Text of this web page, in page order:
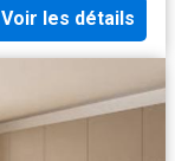
Voir les détails